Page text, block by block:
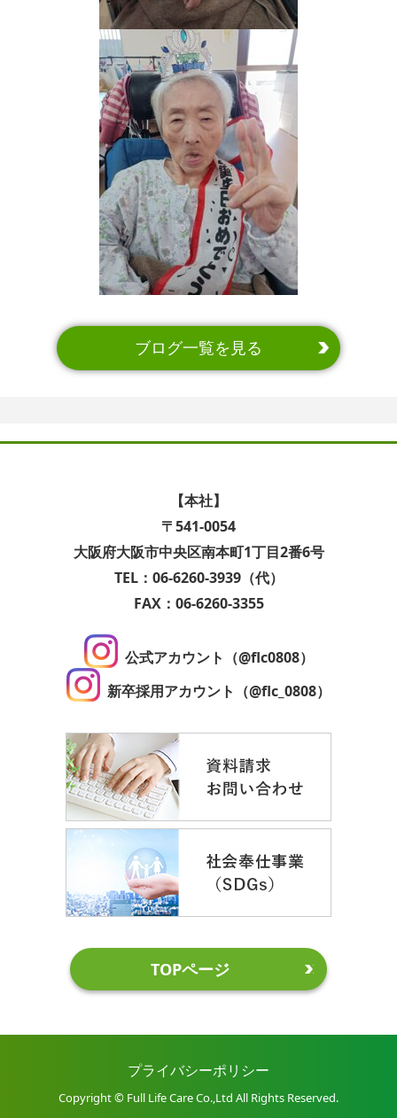
ブログ一覧を見る
【本社】
〒541-0054
大阪府大阪市中央区南本町1丁目2番6号
TEL：06-6260-3939（代）
FAX：06-6260-3355
公式アカウント（@flc0808）
新卒採用アカウント（@flc_0808）
TOPページ
プライバシーポリシー
Copyright © Full Life Care Co.,Ltd All Rights Reserved.